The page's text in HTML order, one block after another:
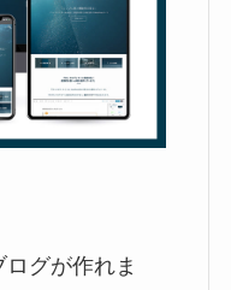
グが作れま